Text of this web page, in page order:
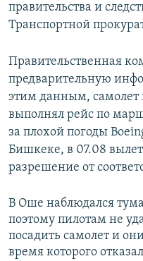
правительства и
Транспортной
Правительственная
предварительную
этим данным,
выполнял рейс по
за плохой погоды
Бишкеке, в 07.08
разрешение от
В Оше наблюдался
поэтому пилотам не
посадить самолет и
время которого